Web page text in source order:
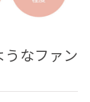
なファン